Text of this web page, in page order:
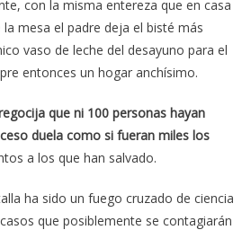
con la misma entereza que en casa
mesa el padre deja el bisté más
vaso de leche del desayuno para el
entonces un hogar anchísimo.
que ni 100 personas hayan
duela como si fueran miles los
a los que han salvado.
ha sido un fuego cruzado de ciencia
que posiblemente se contagiarán